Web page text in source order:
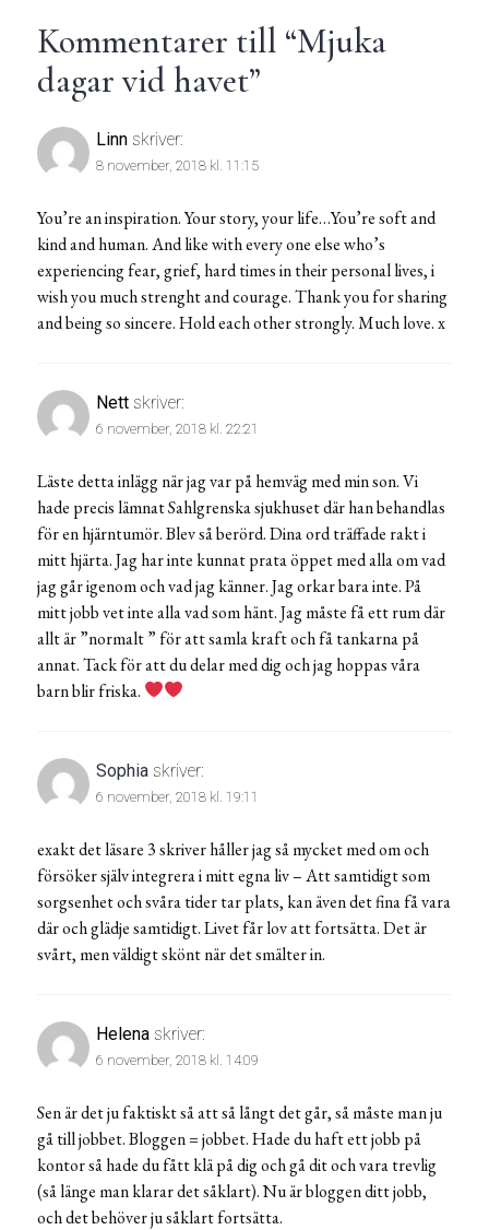
Kommentarer till “Mjuka
dagar vid havet”
Linn skriver:
8 november, 2018 kl. 11:15
You’re an inspiration. Your story, your life…You’re soft and
kind and human. And like with every one else who’s
experiencing fear, grief, hard times in their personal lives, i
wish you much strenght and courage. Thank you for sharing
and being so sincere. Hold each other strongly. Much love. x
Nett skriver:
6 november, 2018 kl. 22:21
Läste detta inlägg när jag var på hemväg med min son. Vi
hade precis lämnat Sahlgrenska sjukhuset där han behandlas
för en hjärntumör. Blev så berörd. Dina ord träffade rakt i
mitt hjärta. Jag har inte kunnat prata öppet med alla om vad
jag går igenom och vad jag känner. Jag orkar bara inte. På
mitt jobb vet inte alla vad som hänt. Jag måste få ett rum där
allt är ”normalt ” för att samla kraft och få tankarna på
annat. Tack för att du delar med dig och jag hoppas våra
barn blir friska.
Sophia skriver:
6 november, 2018 kl. 19:11
exakt det läsare 3 skriver håller jag så mycket med om och
försöker själv integrera i mitt egna liv – Att samtidigt som
sorgsenhet och svåra tider tar plats, kan även det fina få vara
där och glädje samtidigt. Livet får lov att fortsätta. Det är
svårt, men väldigt skönt när det smälter in.
Helena skriver:
6 november, 2018 kl. 14:09
Sen är det ju faktiskt så att så långt det går, så måste man ju
gå till jobbet. Bloggen = jobbet. Hade du haft ett jobb på
kontor så hade du fått klä på dig och gå dit och vara trevlig
(så länge man klarar det såklart). Nu är bloggen ditt jobb,
och det behöver ju såklart fortsätta.